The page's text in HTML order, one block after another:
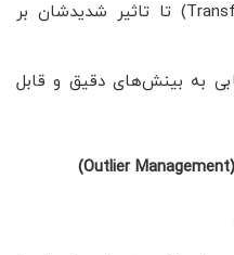
آن‌ها را تغییر دهید (Transform) تا تاثیر شدیدشان بر
به بینش‌های دقیق و قابل
(Outlier Management)